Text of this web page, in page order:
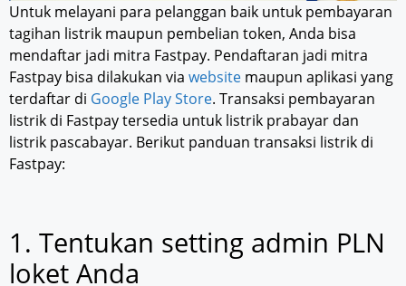
Untuk melayani para pelanggan baik untuk pembayaran
tagihan listrik maupun pembelian token, Anda bisa
mendaftar jadi mitra Fastpay. Pendaftaran jadi mitra
Fastpay bisa dilakukan via website maupun aplikasi yang
terdaftar di Google Play Store. Transaksi pembayaran
listrik di Fastpay tersedia untuk listrik prabayar dan
listrik pascabayar. Berikut panduan transaksi listrik di
Fastpay:
1. Tentukan setting admin PLN
loket Anda